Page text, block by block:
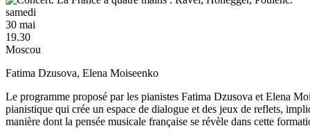
samedi
30 mai
19.30
Moscou
Fatima Dzusova, Elena Moiseenko
Le programme proposé par les pianistes Fatima Dzusova et Elena
pianistique qui crée un espace de dialogue et des jeux de reflets,
manière dont la pensée musicale française se révèle dans cette